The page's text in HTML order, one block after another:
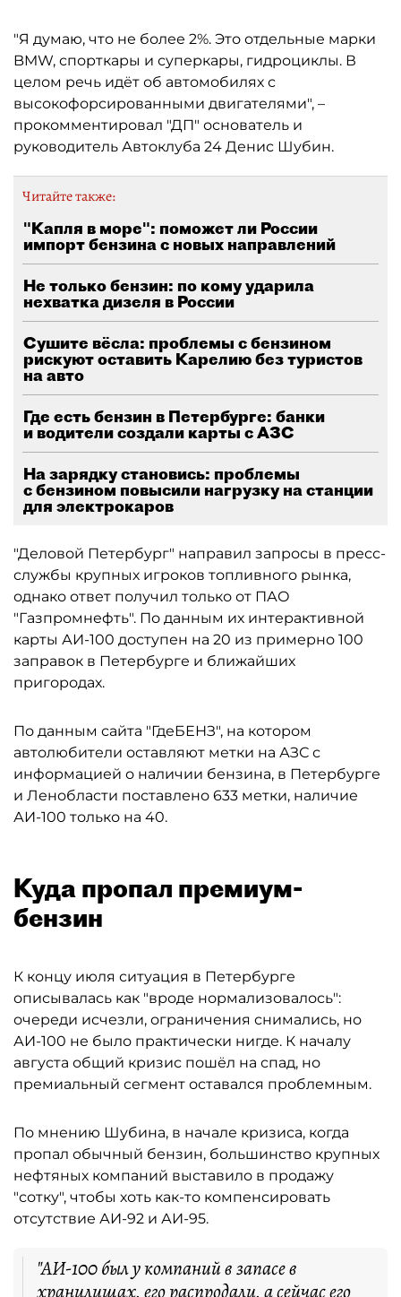
"Я думаю, что не более 2%. Это отдельные марки
BMW, спорткары и суперкары, гидроциклы. В
целом речь идёт об автомобилях с
высокофорсированными двигателями", –
прокомментировал "ДП" основатель и
руководитель Автоклуба 24 Денис Шубин.
Читайте также:
"Капля в море": поможет ли России
импорт бензина с новых направлений
Не только бензин: по кому ударила
нехватка дизеля в России
Сушите вёсла: проблемы с бензином
рискуют оставить Карелию без туристов
на авто
Где есть бензин в Петербурге: банки
и водители создали карты с АЗС
На зарядку становись: проблемы
с бензином повысили нагрузку на станции
для электрокаров
"Деловой Петербург" направил запросы в пресс-
службы крупных игроков топливного рынка,
однако ответ получил только от ПАО
"Газпромнефть". По данным их интерактивной
карты АИ-100 доступен на 20 из примерно 100
заправок в Петербурге и ближайших
пригородах.
По данным сайта "ГдеБЕНЗ", на котором
автолюбители оставляют метки на АЗС с
информацией о наличии бензина, в Петербурге
и Ленобласти поставлено 633 метки, наличие
АИ-100 только на 40.
Куда пропал премиум-
бензин
К концу июля ситуация в Петербурге
описывалась как "вроде нормализовалось":
очереди исчезли, ограничения снимались, но
АИ-100 не было практически нигде. К началу
августа общий кризис пошёл на спад, но
премиальный сегмент оставался проблемным.
По мнению Шубина, в начале кризиса, когда
пропал обычный бензин, большинство крупных
нефтяных компаний выставило в продажу
"сотку", чтобы хоть как-то компенсировать
отсутствие АИ-92 и АИ-95.
"АИ-100 был у компаний в запасе в
хранилищах, его распродали, а сейчас его